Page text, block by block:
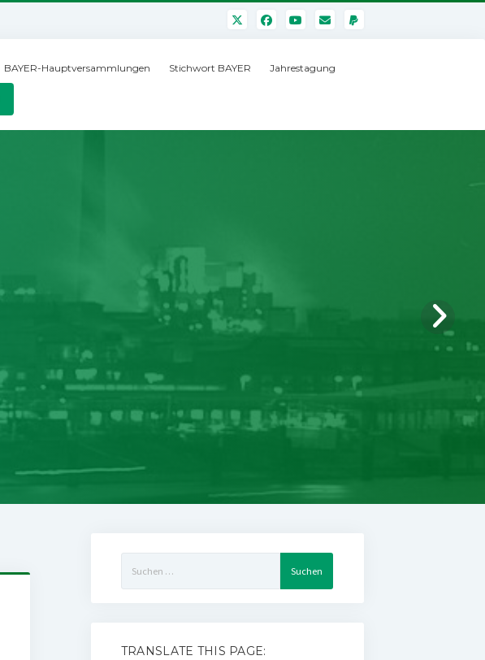
BAYER-Hauptversammlungen Stichwort BAYER Jahrestagung
nach:
TRANSLATE THIS PAGE: